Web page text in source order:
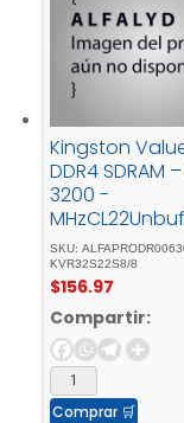
Kingston
DDR4 SDRAM
3200 -
on-ECC
SKU:
KVR32S22S8/8
$156.97
Compartir:
Comprar 🛒